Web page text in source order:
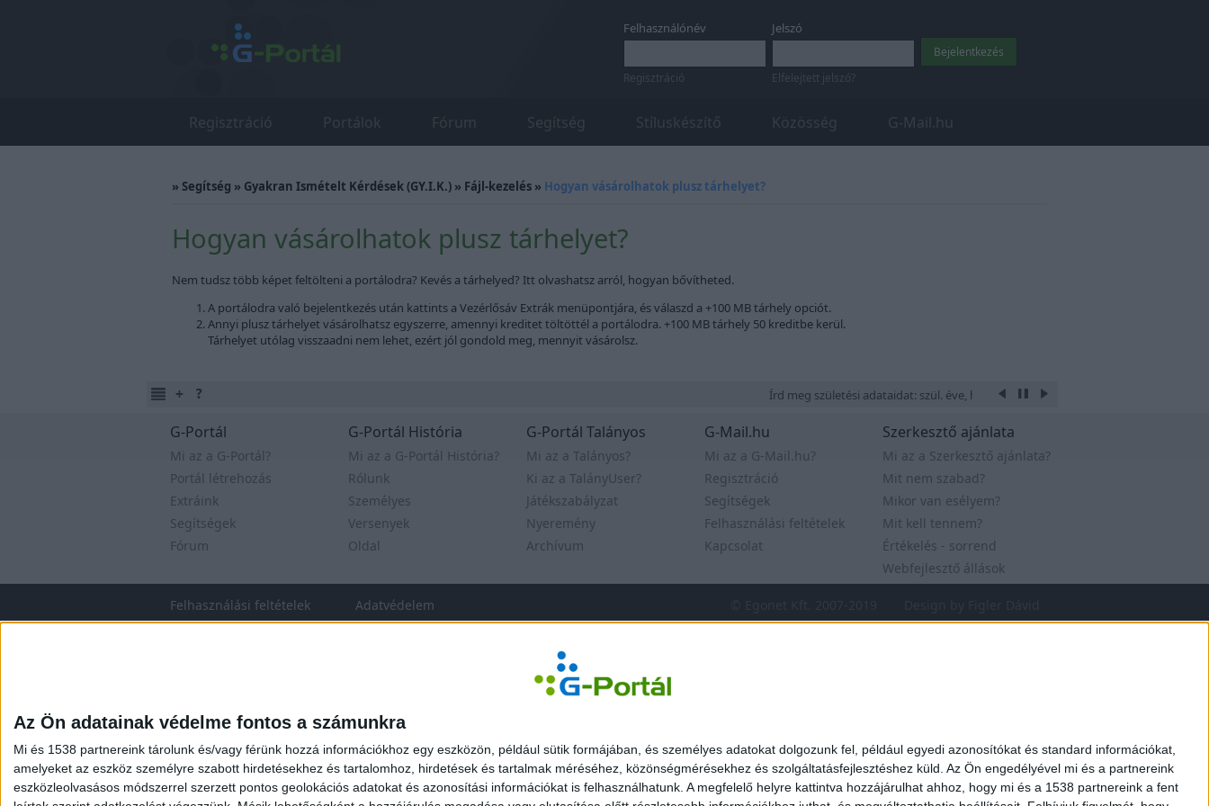
Az Ön adatainak védelme fontos a számunkra
Mi és 1538 partnereink tárolunk és/vagy férünk hozzá információkhoz egy eszközön, például sütik formájában, és személyes adatokat dolgozunk fel, például egyedi azonosítókat és standard információkat,
amelyeket az eszköz személyre szabott hirdetésekhez és tartalomhoz, hirdetések és tartalmak méréséhez, közönségmérésekhez és szolgáltatásfejlesztéshez küld. Az Ön engedélyével mi és a partnereink
eszközleolvasásos módszerrel szerzett pontos geolokációs adatokat és azonosítási információkat is felhasználhatunk. A megfelelő helyre kattintva hozzájárulhat ahhoz, hogy mi és a 1538 partnereink a fent
Felhasználónév
Regisztráció
Jelszó
Elfelejtett jelszó?
Regisztráció Portálok Fórum Segítség Stíluskészítő Közösség G-Mail.hu
» Segítség » Gyakran Ismételt Kérdések (GY.I.K.)» Fájl-kezelés» Hogyan vásárolhatok plusz tárhelyet?
Hogyan vásárolhatok plusz tárhelyet?
Nem tudsz több képet feltölteni a portálodra? Kevés a tárhelyed? Itt olvashatsz arról, hogyan bővítheted.
A portálodra való bejelentkezés után kattints a Vezérlősáv Extrák menüpontjára, és válaszd a +100 MB tárhely opciót.
Annyi plusz tárhelyet vásárolhatsz egyszerre, amennyi kreditet töltöttél a portálodra. +100 MB tárhely 50 kreditbe kerül.
Tárhelyet utólag visszaadni nem lehet, ezért jól gondold meg, mennyit vásárolsz.
Írd meg születési adataidat: szül. éve, hónapja, napja, óra és perce, a hely ahol
G-Portál
Mi az a G-Portál?
Portál létrehozás
Extráink
Segítségek
Fórum
G-Portál História
Mi az a G-Portál História?
Rólunk
Személyes
Versenyek
Oldal
G-Portál Talányos
Mi az a Talányos?
Ki az a TalányUser?
Játékszabályzat
Nyeremény
Archívum
G-Mail.hu
Mi az a G-Mail.hu?
Regisztráció
Segítségek
Felhasználási feltételek
Kapcsolat
Szerkesztő ajánlata
Mi az a Szerkesztő ajánlata?
Mit nem szabad?
Mikor van esélyem?
Mit kell tennem?
Értékelés - sorrend
Webfejlesztő állások
Felhasználási feltételek Adatvédelem